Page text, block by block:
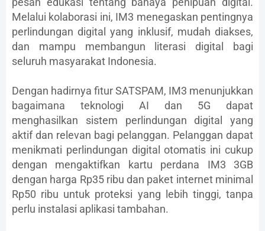
Melalui kolaborasi ini, IM3 menegaskan pentingnya
perlindungan digital yang inklusif, mudah diakses,
dan mampu membangun literasi digital bagi
seluruh masyarakat Indonesia.
Dengan hadirnya fitur SATSPAM, IM3 menunjukkan
bagaimana teknologi AI dan 5G dapat
menghasilkan sistem perlindungan digital yang
aktif dan relevan bagi pelanggan. Pelanggan dapat
menikmati perlindungan digital otomatis ini cukup
dengan mengaktifkan kartu perdana IM3 3GB
dengan harga Rp35 ribu dan paket internet minimal
Rp50 ribu untuk proteksi yang lebih tinggi, tanpa
perlu instalasi aplikasi tambahan.